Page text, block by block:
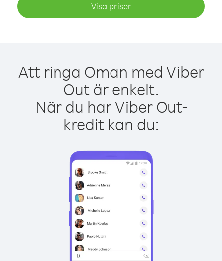
Visa priser
Att ringa Oman med Viber
Out är enkelt.
När du har Viber Out-
kredit kan du: